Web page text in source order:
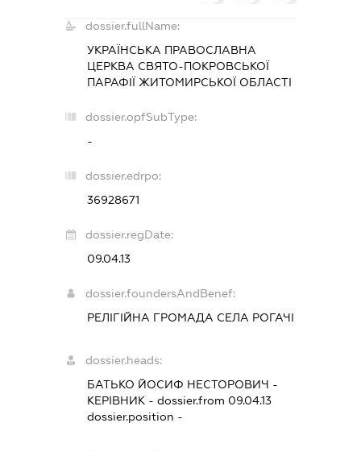
dossier.fullName:
УКРАЇНСЬКА ПРАВОСЛАВНА
ЦЕРКВА СВЯТО-ПОКРОВСЬКОЇ
ПАРАФІЇ ЖИТОМИРСЬКОЇ ОБЛАСТІ
dossier.opfSubType:
-
dossier.edrpo:
36928671
dossier.regDate:
09.04.13
dossier.foundersAndBenef:
РЕЛІГІЙНА ГРОМАДА СЕЛА РОГАЧІ
dossier.heads:
БАТЬКО ЙОСИФ НЕСТОРОВИЧ -
КЕРІВНИК - dossier.from 09.04.13
dossier.position -